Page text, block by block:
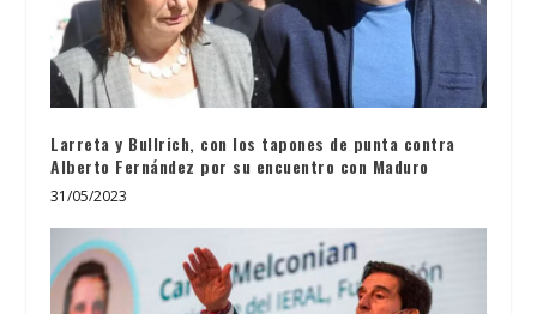
Larreta y Bullrich, con los tapones de punta contra
Alberto Fernández por su encuentro con Maduro
31/05/2023